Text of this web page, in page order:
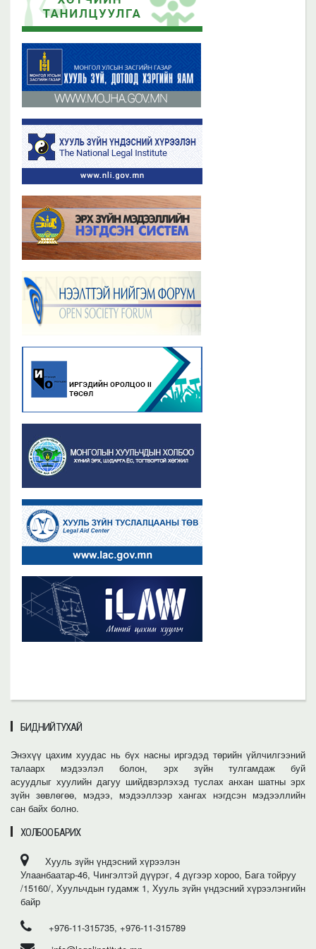
2023 оны 11 сарын 02
Бүх мэдээ
2019 оны 06 сарын 21
БИДНИЙ ТУХАЙ
Энэхүү цахим хуудас нь бүх насны иргэдэд төрийн үйлчилгээний
талаарх мэдээлэл болон, эрх зүйн тулгамдаж буй
асуудлыг хуулийн дагуу шийдвэрлэхэд туслах анхан шатны эрх
зүйн зөвлөгөө, мэдээ, мэдээллээр хангах нэгдсэн мэдээллийн
сан байх болно.
ХОЛБОО БАРИХ
Хууль зүйн үндэсний хүрээлэн
Улаанбаатар-46, Чингэлтэй дүүрэг, 4 дүгээр хороо, Бага тойруу
/15160/, Хуульчдын гудамж 1, Хууль зүйн үндэсний хүрээлэнгийн
байр
+976-11-315735, +976-11-315789